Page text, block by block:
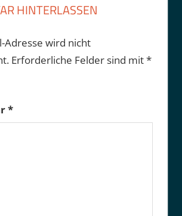
HINTERLASSEN
Adresse wird nicht
Erforderliche Felder sind mit*
*